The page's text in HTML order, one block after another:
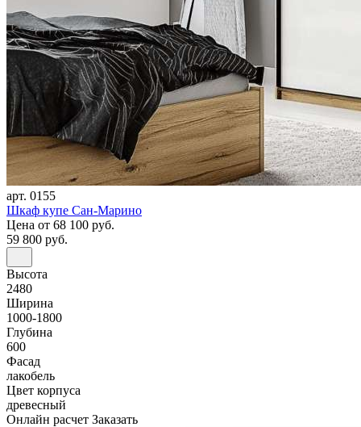
арт. 0155
Шкаф купе Сан-Марино
Цена от 68 100 руб.
59 800 руб.
Высота
2480
Ширина
1000-1800
Глубина
600
Фасад
лакобель
Цвет корпуса
древесный
Онлайн расчет Заказать